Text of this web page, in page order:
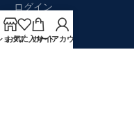
ログイン
カートを見る
ョップ
お気に入りカート
マイアカウント